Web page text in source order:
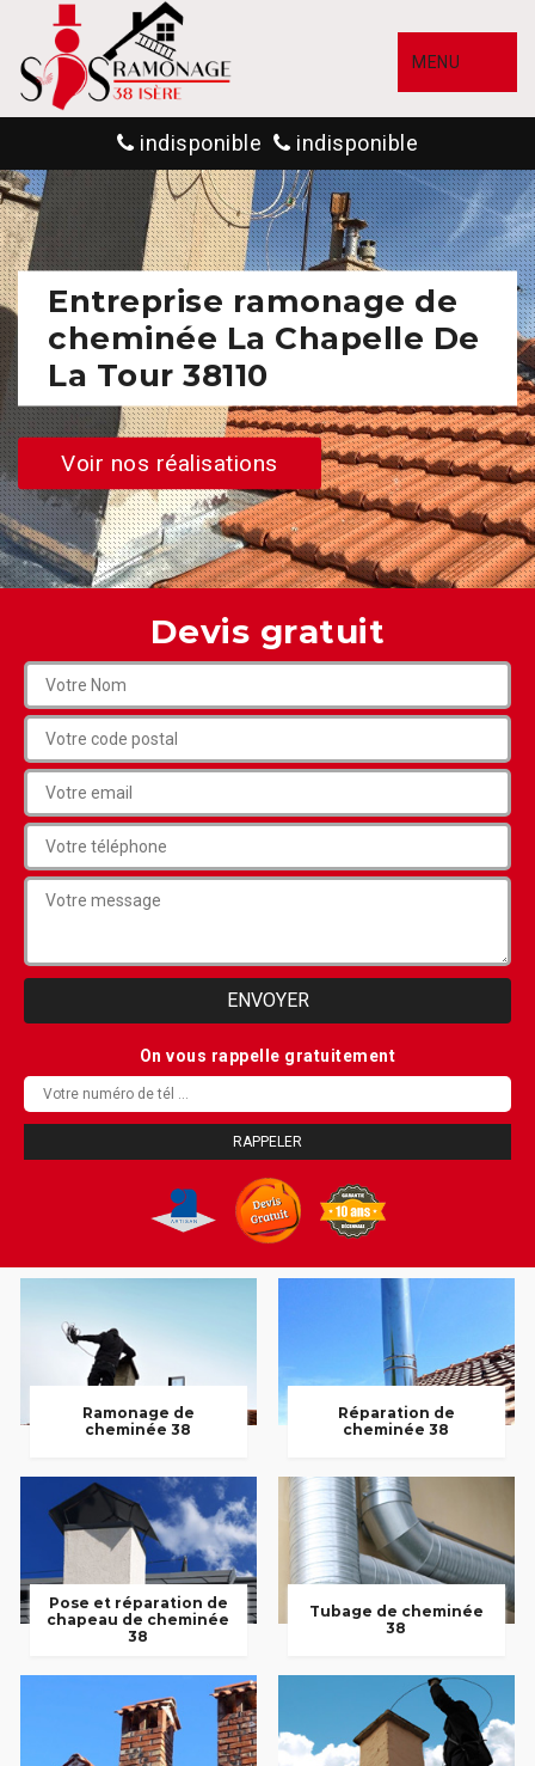
MENU
indisponible indisponible
Entreprise ramonage de
cheminée La Chapelle De
La Tour 38110
Voir nos réalisations
Devis gratuit
On vous rappelle gratuitement
Ramonage de
cheminée 38
Réparation de
cheminée 38
Pose et réparation de
chapeau de cheminée
38
Tubage de cheminée
38